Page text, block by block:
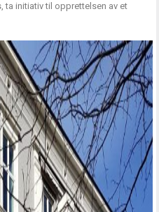
ta initiativ til opprettelsen av et